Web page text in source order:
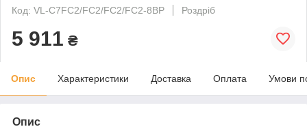
Код: VL-C7FC2/FC2/FC2/FC2-8BP
Роздріб
5 911 ₴
Опис Характеристики Доставка Оплата Умови
Опис